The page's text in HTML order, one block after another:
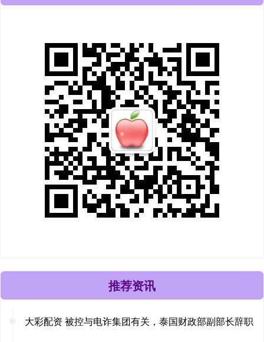
推荐资讯
大彩配资 被控与电诈集团有关，泰国财政部副部长辞职